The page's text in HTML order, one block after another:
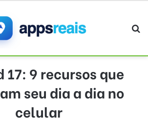
17: 9 recursos que
seu dia a dia no
celular